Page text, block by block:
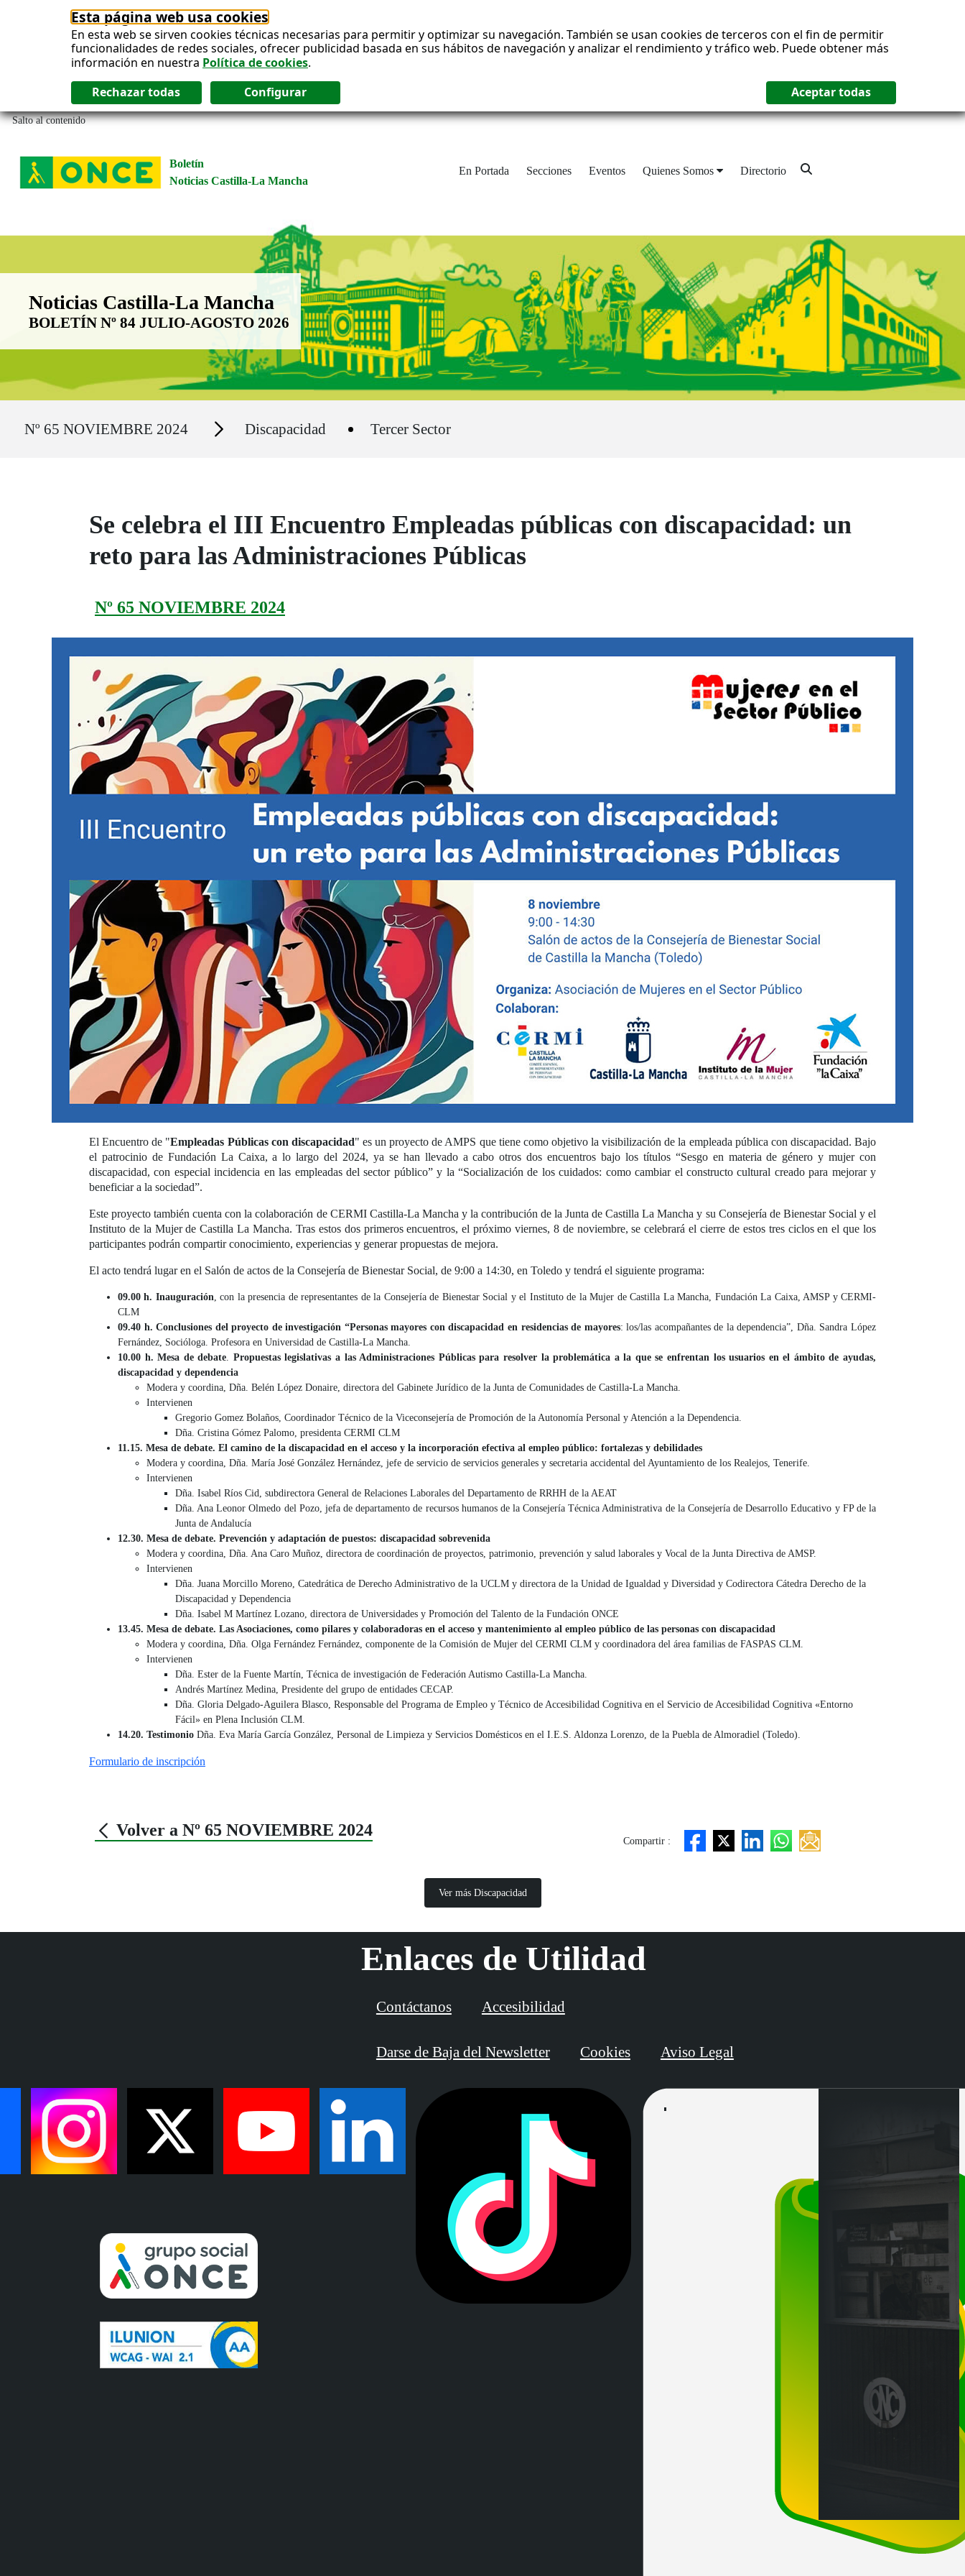
Esta página web usa cookies
En esta web se sirven cookies técnicas necesarias para permitir y optimizar su navegación. También se usan cookies de terceros con el fin de permitir
funcionalidades de redes sociales, ofrecer publicidad basada en sus hábitos de navegación y analizar el rendimiento y tráfico web. Puede obtener más
información en nuestra Política de cookies.
Salto al contenido
Boletín
Noticias Castilla-La Mancha
En Portada Secciones Eventos Quienes Somos Directorio
Boletín Noticias Castilla-La Mancha
Noticias Castilla-La Mancha
BOLETÍN Nº 84 JULIO-AGOSTO 2026
Nº 65 NOVIEMBRE 2024 Secciones Discapacidad Tercer Sector
Se celebra el III Encuentro Empleadas públicas con discapacidad: un
reto para las Administraciones Públicas
Nº 65 NOVIEMBRE 2024
El Encuentro de "Empleadas Públicas con discapacidad" es un proyecto de AMPS que tiene como objetivo la visibilización de la empleada pública con discapacidad. Bajo
el patrocinio de Fundación La Caixa, a lo largo del 2024, ya se han llevado a cabo otros dos encuentros bajo los títulos “Sesgo en materia de género y mujer con
discapacidad, con especial incidencia en las empleadas del sector público” y la “Socialización de los cuidados: como cambiar el constructo cultural creado para mejorar y
beneficiar a la sociedad”.
Este proyecto también cuenta con la colaboración de CERMI Castilla-La Mancha y la contribución de la Junta de Castilla La Mancha y su Consejería de Bienestar Social y el
Instituto de la Mujer de Castilla La Mancha. Tras estos dos primeros encuentros, el próximo viernes, 8 de noviembre, se celebrará el cierre de estos tres ciclos en el que los
participantes podrán compartir conocimiento, experiencias y generar propuestas de mejora.
El acto tendrá lugar en el Salón de actos de la Consejería de Bienestar Social, de 9:00 a 14:30, en Toledo y tendrá el siguiente programa:
09.00 h. Inauguración, con la presencia de representantes de la Consejería de Bienestar Social y el Instituto de la Mujer de Castilla La Mancha, Fundación La Caixa, AMSP y CERMI-
CLM
09.40 h. Conclusiones del proyecto de investigación “Personas mayores con discapacidad en residencias de mayores: los/las acompañantes de la dependencia”, Dña. Sandra López
Fernández, Socióloga. Profesora en Universidad de Castilla-La Mancha.
10.00 h. Mesa de debate. Propuestas legislativas a las Administraciones Públicas para resolver la problemática a la que se enfrentan los usuarios en el ámbito de ayudas,
discapacidad y dependencia
Modera y coordina, Dña. Belén López Donaire, directora del Gabinete Jurídico de la Junta de Comunidades de Castilla-La Mancha.
Intervienen
Gregorio Gomez Bolaños, Coordinador Técnico de la Viceconsejería de Promoción de la Autonomía Personal y Atención a la Dependencia.
Dña. Cristina Gómez Palomo, presidenta CERMI CLM
11.15. Mesa de debate. El camino de la discapacidad en el acceso y la incorporación efectiva al empleo público: fortalezas y debilidades
Modera y coordina, Dña. María José González Hernández, jefe de servicio de servicios generales y secretaria accidental del Ayuntamiento de los Realejos, Tenerife.
Intervienen
Dña. Isabel Ríos Cid, subdirectora General de Relaciones Laborales del Departamento de RRHH de la AEAT
Dña. Ana Leonor Olmedo del Pozo, jefa de departamento de recursos humanos de la Consejería Técnica Administrativa de la Consejería de Desarrollo Educativo y FP de la
Junta de Andalucía
12.30. Mesa de debate. Prevención y adaptación de puestos: discapacidad sobrevenida
Modera y coordina, Dña. Ana Caro Muñoz, directora de coordinación de proyectos, patrimonio, prevención y salud laborales y Vocal de la Junta Directiva de AMSP.
Intervienen
Dña. Juana Morcillo Moreno, Catedrática de Derecho Administrativo de la UCLM y directora de la Unidad de Igualdad y Diversidad y Codirectora Cátedra Derecho de la
Discapacidad y Dependencia
Dña. Isabel M Martínez Lozano, directora de Universidades y Promoción del Talento de la Fundación ONCE
13.45. Mesa de debate. Las Asociaciones, como pilares y colaboradoras en el acceso y mantenimiento al empleo público de las personas con discapacidad
Modera y coordina, Dña. Olga Fernández Fernández, componente de la Comisión de Mujer del CERMI CLM y coordinadora del área familias de FASPAS CLM.
Intervienen
Dña. Ester de la Fuente Martín, Técnica de investigación de Federación Autismo Castilla-La Mancha.
Andrés Martínez Medina, Presidente del grupo de entidades CECAP.
Dña. Gloria Delgado-Aguilera Blasco, Responsable del Programa de Empleo y Técnico de Accesibilidad Cognitiva en el Servicio de Accesibilidad Cognitiva «Entorno
Fácil» en Plena Inclusión CLM.
14.20. Testimonio Dña. Eva María García González, Personal de Limpieza y Servicios Domésticos en el I.E.S. Aldonza Lorenzo, de la Puebla de Almoradiel (Toledo).
Formulario de inscripción
Volver a Nº 65 NOVIEMBRE 2024
Compartir :
Ver más Discapacidad
Enlaces de Utilidad
Contáctanos Accesibilidad
Darse de Baja del Newsletter Cookies Aviso Legal